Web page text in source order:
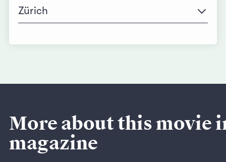
Zürich
More about this movie
magazine